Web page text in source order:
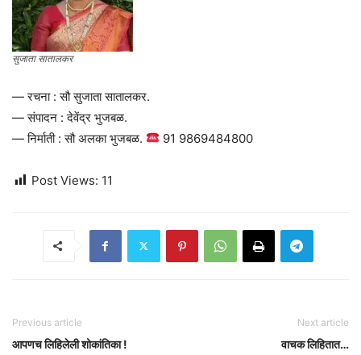
सुजाता सातालकर
— रचना : सौ सुजाता सातालकर.
— संपादन : देवेंद्र भुजबळ.
— निर्माती : सौ अलका भुजबळ.
91 9869484800
Post Views: 11
Previous article
आपणच लिहिलेली शोकांतिका !
Next article
वाचक लिहितात…